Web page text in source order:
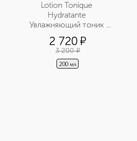
Lotion Tonique
Hydratante
Увлажняющий тоник
для нормальной и сухой
кожи
2 720¤
3 200 ¤
200 мл